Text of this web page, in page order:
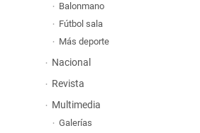
Balonmano
Fútbol sala
Más deporte
Nacional
Revista
Multimedia
Galerías